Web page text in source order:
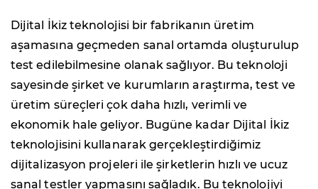
Dijital İkiz teknolojisi bir fabrikanın üretim
aşamasına geçmeden sanal ortamda oluşturulup
test edilebilmesine olanak sağlıyor. Bu teknoloji
sayesinde şirket ve kurumların araştırma, test ve
üretim süreçleri çok daha hızlı, verimli ve
ekonomik hale geliyor. Bugüne kadar Dijital İkiz
teknolojisini kullanarak gerçekleştirdiğimiz
dijitalizasyon projeleri ile şirketlerin hızlı ve ucuz
sanal testler yapmasını sağladık. Bu teknolojiyi